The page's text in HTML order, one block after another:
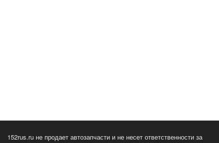
152rus.ru не продает автозапчасти и не несет ответственности за